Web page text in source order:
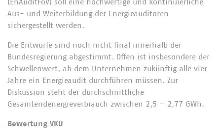
(EnAuditFoV) soll eine hochwertige und kontinuierliche
Aus- und Weiterbildung der Energieauditoren
sichergestellt werden.
Die Entwürfe sind noch nicht final innerhalb der
Bundesregierung abgestimmt. Offen ist insbesondere der
Schwellenwert, ab dem Unternehmen zukünftig alle vier
Jahre ein Energieaudit durchführen müssen. Zur
Diskussion steht der durchschnittliche
Gesamtendenergieverbrauch zwischen 2,5 – 2,77 GWh.
Bewertung VKU